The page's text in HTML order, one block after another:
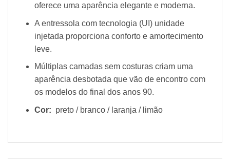
oferece uma aparência elegante e moderna.
A entressola com tecnologia (UI) unidade
injetada proporciona conforto e amortecimento
leve.
Múltiplas camadas sem costuras criam uma
aparência desbotada que vão de encontro com
os modelos do final dos anos 90.
Cor: preto / branco / laranja / limão